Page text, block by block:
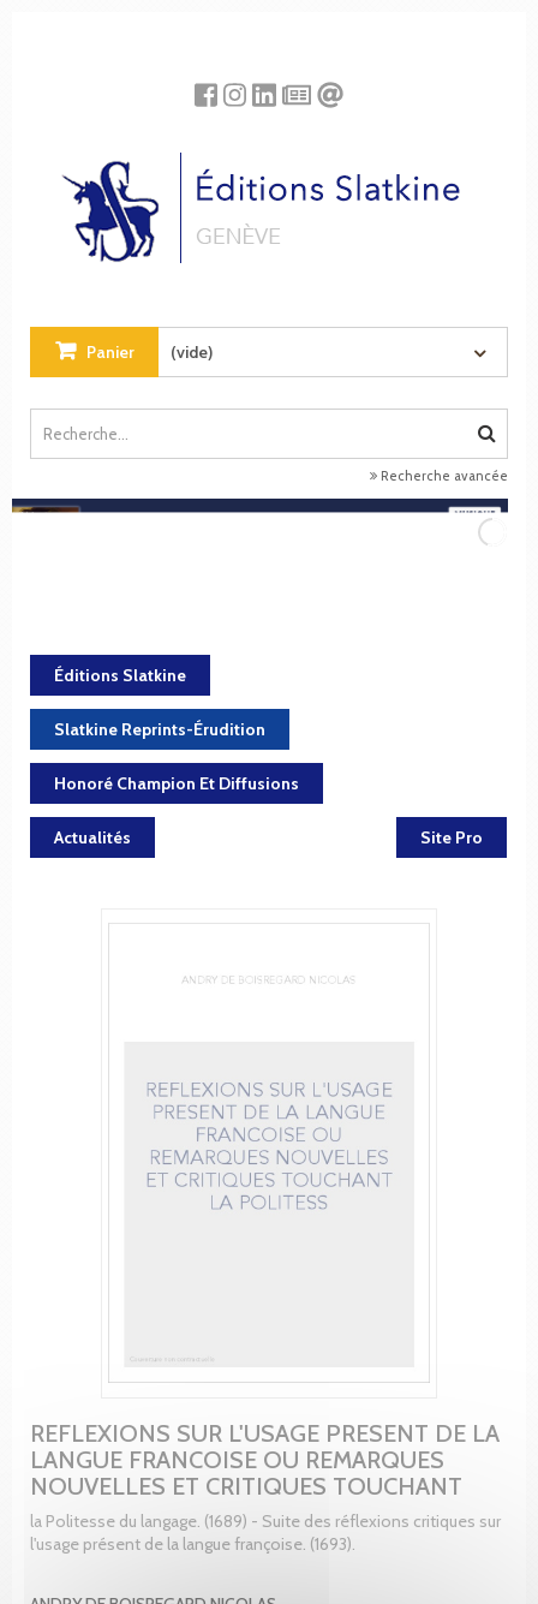
Panier (vide)
Recherche avancée
Éditions Slatkine
Slatkine Reprints-Érudition
Honoré Champion Et Diffusions
Actualités Site Pro
REFLEXIONS SUR L'USAGE PRESENT DE LA
LANGUE FRANCOISE OU REMARQUES
NOUVELLES ET CRITIQUES TOUCHANT
la Politesse du langage. (1689) - Suite des réflexions critiques sur
l'usage présent de la langue françoise. (1693).